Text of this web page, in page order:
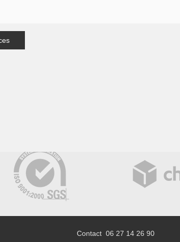
Contact 06 27 14 26 90